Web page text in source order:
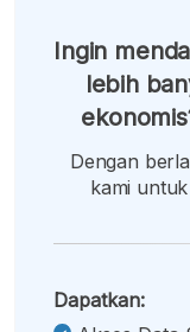
Ingin
lebih
Dengan
kami
Dapatkan: